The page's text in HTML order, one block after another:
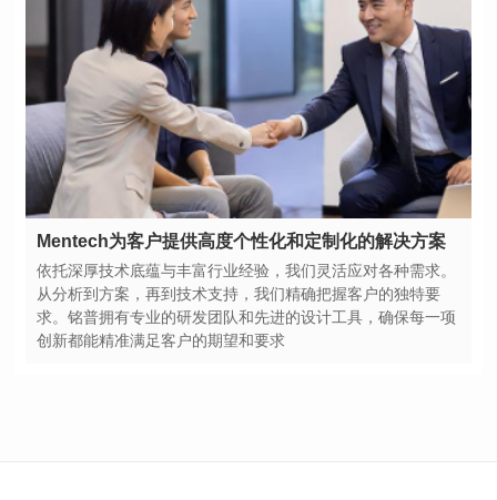
Mentech为客户提供高度个性化和定制化的解决方案
创新都能精准满足客户的期望和要求